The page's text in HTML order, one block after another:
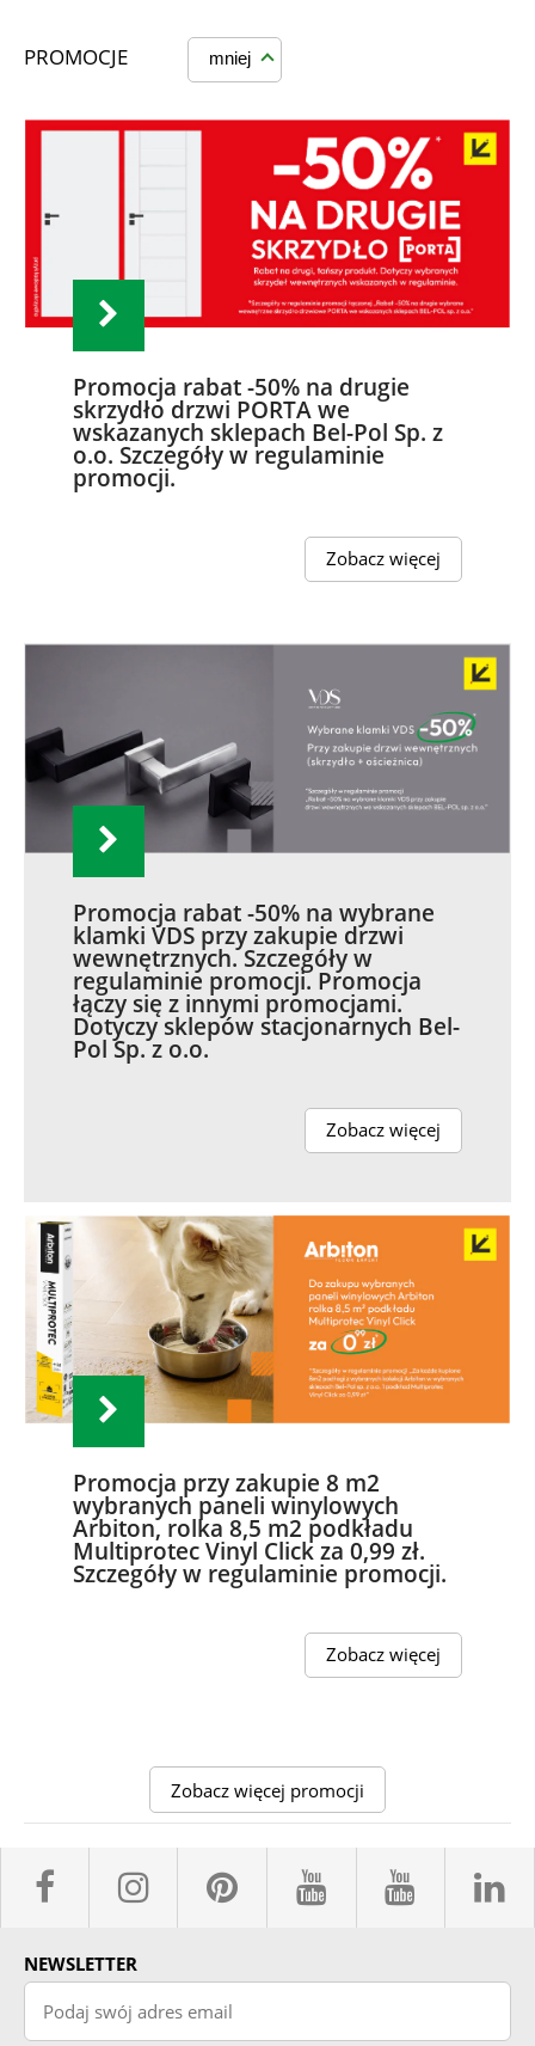
PROMOCJE mniej
Promocja rabat -50% na drugie
skrzydło drzwi PORTA we
wskazanych sklepach Bel-Pol Sp. z
o.o. Szczegóły w regulaminie
promocji.
Zobacz więcej
Promocja rabat -50% na wybrane
klamki VDS przy zakupie drzwi
wewnętrznych. Szczegóły w
regulaminie promocji. Promocja
łączy się z innymi promocjami.
Dotyczy sklepów stacjonarnych Bel-
Pol Sp. z o.o.
Zobacz więcej
Promocja przy zakupie 8 m2
wybranych paneli winylowych
Arbiton, rolka 8,5 m2 podkładu
Multiprotec Vinyl Click za 0,99 zł.
Szczegóły w regulaminie promocji.
Zobacz więcej
Zobacz więcej promocji
facebook sklepyBELPOL
instagram
pinterestyoutube
NEWSLETTER
Podaj swój adres email